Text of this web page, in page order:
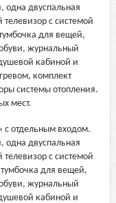
одна двуспальная
с системой
для вещей,
журнальный
кабиной и
комплект
системы отопления.
мест.
с отдельным входом.
одна двуспальная
с системой
для вещей,
журнальный
кабиной и